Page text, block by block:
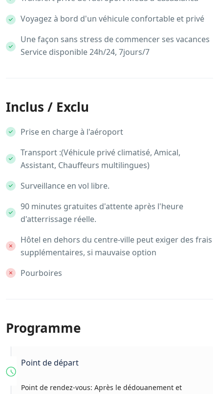
Voyagez à bord d'un véhicule confortable et privé
Une façon sans stress de commencer ses vacances
Service disponible 24h/24, 7jours/7
Inclus / Exclu
Prise en charge à l'aéroport
Transport :(Véhicule privé climatisé, Amical,
Assistant, Chauffeurs multilingues)
Surveillance en vol libre.
90 minutes gratuites d'attente après l'heure
d'atterrissage réelle.
Hôtel en dehors du centre-ville peut exiger des frais
supplémentaires, si mauvaise option
Pourboires
Programme
Point de départ
Point de rendez-vous: Après le dédouanement et